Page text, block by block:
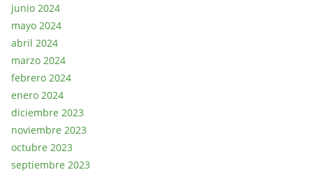
junio 2024
mayo 2024
abril 2024
marzo 2024
febrero 2024
enero 2024
diciembre 2023
noviembre 2023
octubre 2023
septiembre 2023